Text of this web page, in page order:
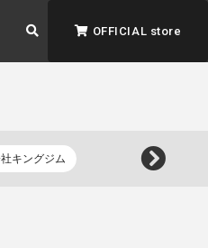
OFFICIAL store
キングジム